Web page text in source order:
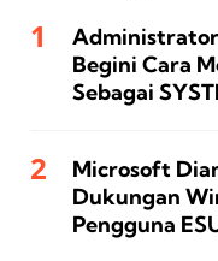
Begini Cara
Sebagai
Microsoft
Dukungan
Pengguna